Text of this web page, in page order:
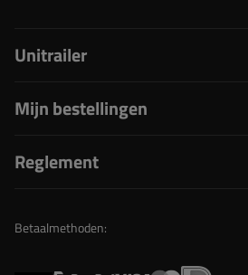
Unitrailer
Mijn bestellingen
Reglement
Betaalmethoden: